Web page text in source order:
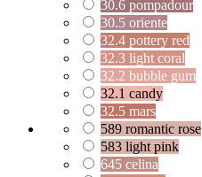
30.6 pompadour
30.5 oriente
32.4 pottery red
32.3 light coral
32.2 bubble gum
32.1 candy
32.5 mars
589 romantic rose
583 light pink
645 celina